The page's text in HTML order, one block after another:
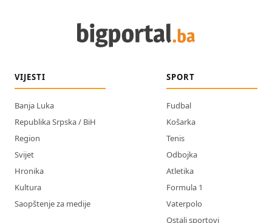
VIJESTI
Banja Luka
Republika Srpska / BiH
Region
Svijet
Hronika
Kultura
Saopštenje za medije
SPORT
Fudbal
Košarka
Tenis
Odbojka
Atletika
Formula 1
Vaterpolo
Ostali sportovi